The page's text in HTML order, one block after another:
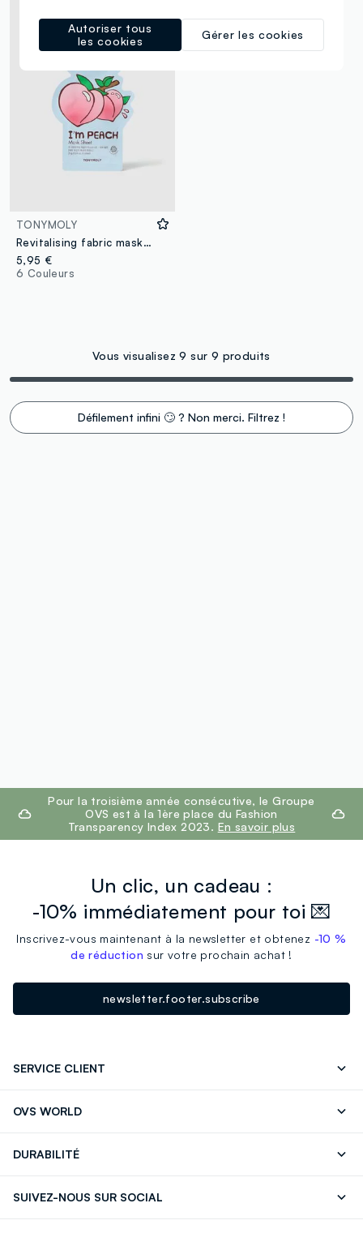
TONYMOLY
Revitalising fabric mask - Korean skincare
5,95 €
6 Couleurs
Vous visualisez 9 sur 9 produits
Défilement infini 🙄 ? Non merci. Filtrez !
footer.ariatitlePour la troisième année consécutive, le Groupe
OVS est à la 1ère place du Fashion
Transparency Index 2023. En savoir plus
Un clic, un cadeau :
-10% immédiatement pour toi 💌
Inscrivez-vous maintenant à la newsletter et obtenez -10 %
de réduction sur votre prochain achat !
newsletter.footer.subscribe
SERVICE CLIENT
OVS WORLD
DURABILITÉ
SUIVEZ-NOUS SUR SOCIAL
Gérer les cookies
Autoriser tous
les cookies